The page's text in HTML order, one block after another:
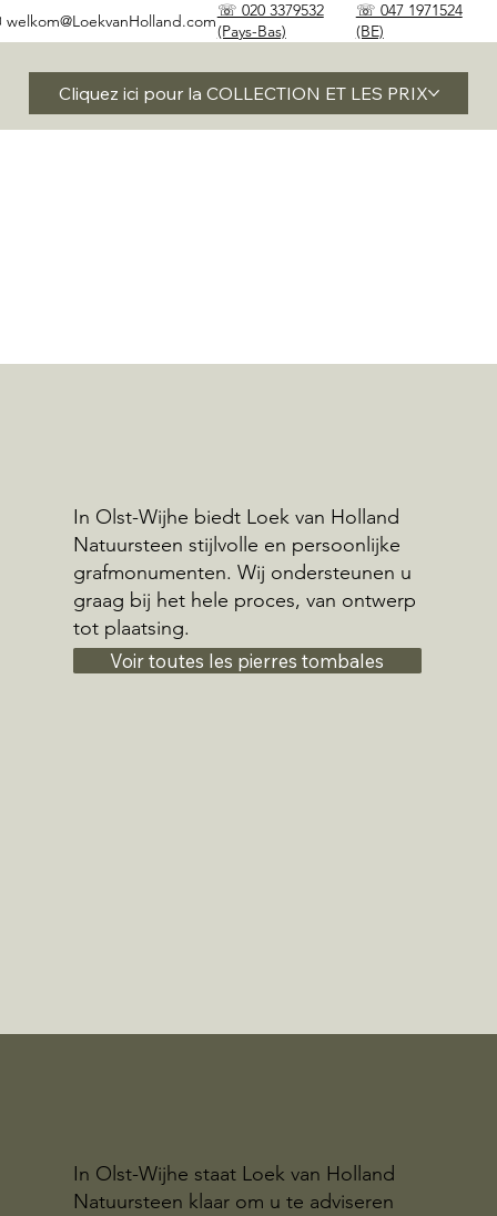
☏ 020 3379532
(Pays-Bas)
☏ 047 1971524
(BE)
welkom@LoekvanHolland.com
Cliquez ici pour la COLLECTION ET LES PRIX
In Olst-Wijhe biedt Loek van Holland
Natuursteen stijlvolle en persoonlijke
grafmonumenten. Wij ondersteunen u
graag bij het hele proces, van ontwerp
tot plaatsing.
Voir toutes les pierres tombales
In Olst-Wijhe staat Loek van Holland
Natuursteen klaar om u te adviseren